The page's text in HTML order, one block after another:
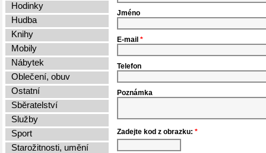
Jméno
E-mail *
Telefon
Poznámka
Zadejte kod z obrazku: *
Hodinky
Hudba
Knihy
Mobily
Nábytek
Oblečení, obuv
Ostatní
Sběratelství
Služby
Sport
Starožitnosti, umění